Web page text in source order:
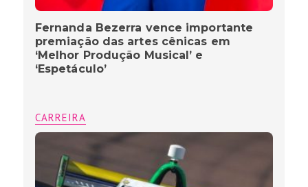
Fernanda Bezerra vence importante
premiação das artes cênicas em
‘Melhor Produção Musical’ e
‘Espetáculo’
CARREIRA